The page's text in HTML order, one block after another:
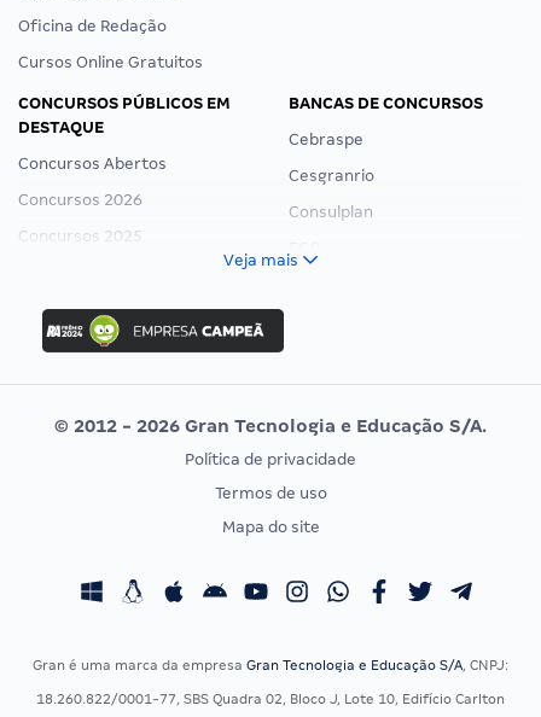
Oficina de Redação
Cursos Online Gratuitos
CONCURSOS PÚBLICOS EM
DESTAQUE
Concursos Abertos
Concursos 2026
Concursos 2025
Concurso Ibama
Concurso MPU
Editais publicados
BANCAS DE CONCURSOS
Cebraspe
Cesgranrio
Consulplan
Vunesp
CONCURSOS POR PROFISSÃO
Concursos Fiscais
EXAME DE ORDEM
Calendário OAB
Veja mais
© 2012 - 2026 Gran Tecnologia e Educação S/A.
Política de privacidade
Termos de uso
Mapa do site
Gran é uma marca da empresa Gran Tecnologia e Educação S/A, CNPJ:
18.260.822/0001-77, SBS Quadra 02, Bloco J, Lote 10, Edifício Carlton